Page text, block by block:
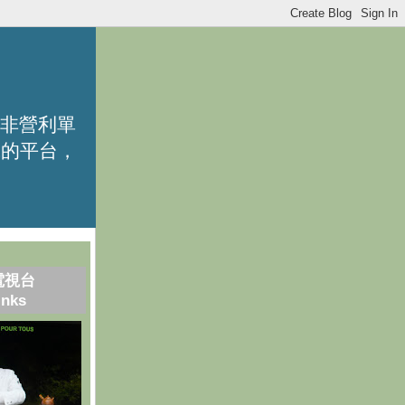
營利單
平台，
視台